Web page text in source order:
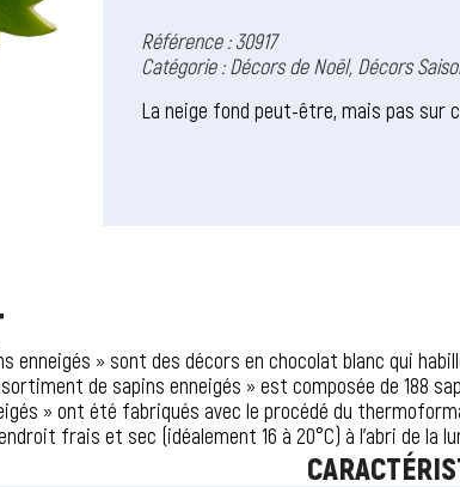
Référence : 30917
Catégorie :Décors de Noël, Décors
La neige fond peut-être, mais pas sur
» sont des décors en chocolat blanc qui
de sapins enneigés » est composée de 188
» ont été fabriqués avec le procédé du
frais et sec (idéalement 16 à 20°C) à l’abri de la